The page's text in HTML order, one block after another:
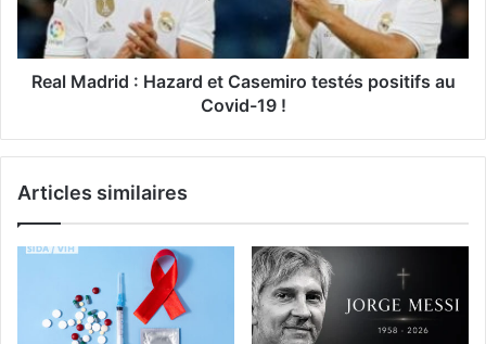
Real Madrid : Hazard et Casemiro testés positifs au
Covid-19 !
Articles similaires